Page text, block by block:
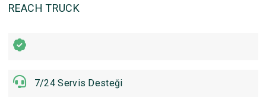
REACH TRUCK
7/24 Servis Desteği